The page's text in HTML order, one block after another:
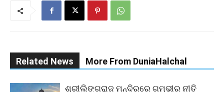
Related News More From DuniaHalchal
ଶ୍ରୀଲିଙ୍ଗରାଜ ମନ୍ଦିରରେ ଗମ୍ଭୀର ନୀତି